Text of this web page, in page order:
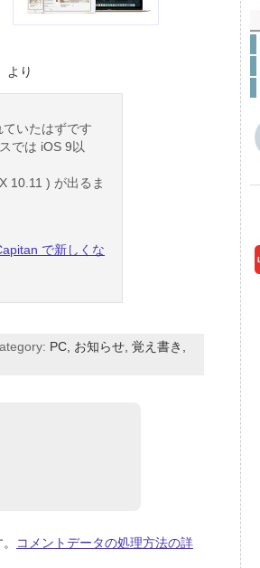
より
いたはずです
では iOS 9以
10.11 ) が出るま
で新しくな
PC, お知らせ, 覚え書き,
コメントデータの処理方法の詳